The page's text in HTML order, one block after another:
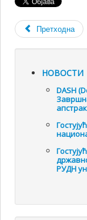
Претходна
НОВОСТИ
DASH
РУДН